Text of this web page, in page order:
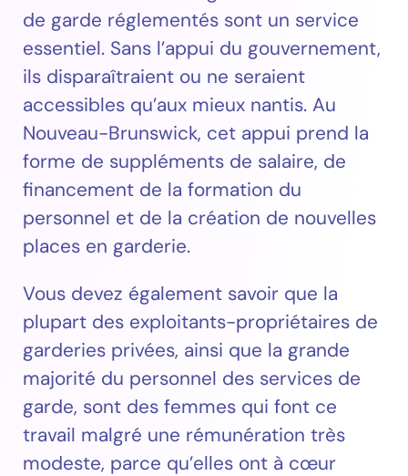
de garde réglementés sont un service
essentiel. Sans l’appui du gouvernement,
ils disparaîtraient ou ne seraient
accessibles qu’aux mieux nantis. Au
Nouveau-Brunswick, cet appui prend la
forme de suppléments de salaire, de
financement de la formation du
personnel et de la création de nouvelles
places en garderie.
Vous devez également savoir que la
plupart des exploitants-propriétaires de
garderies privées, ainsi que la grande
majorité du personnel des services de
garde, sont des femmes qui font ce
travail malgré une rémunération très
modeste, parce qu’elles ont à cœur